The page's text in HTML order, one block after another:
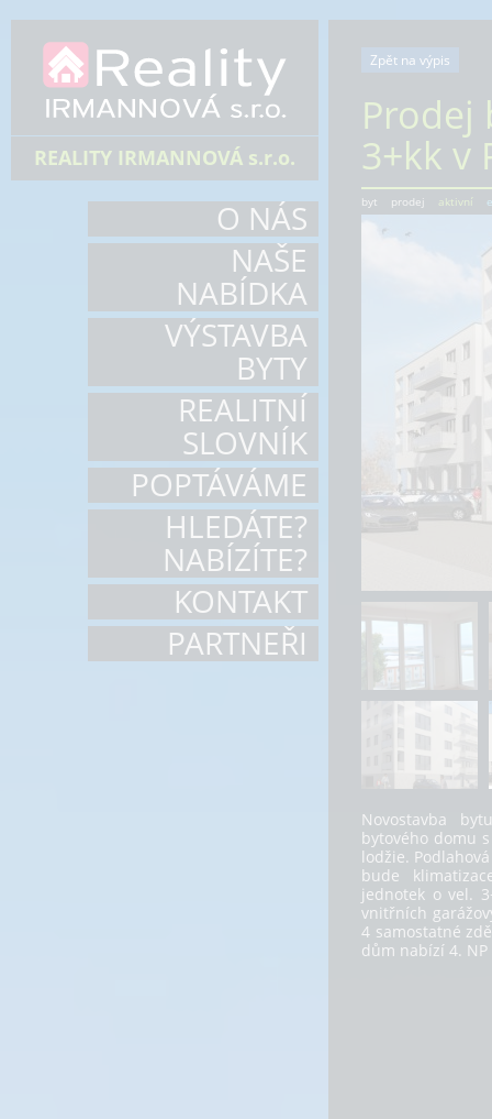
REALITY IRMANNOVÁ s.r.o.
O NÁS
NAŠE
NABÍDKA
VÝSTAVBA
BYTY
REALITNÍ
SLOVNÍK
POPTÁVÁME
HLEDÁTE?
NABÍZÍTE?
KONTAKT
PARTNEŘI
Zpět na výpis
Prodej
3+kk v
byt prodej aktivní
Novostavba
bytového domu
lodžie.
bude
jednotek o vel.
vnitřních
4 samostatné
dům nabízí 4. NP